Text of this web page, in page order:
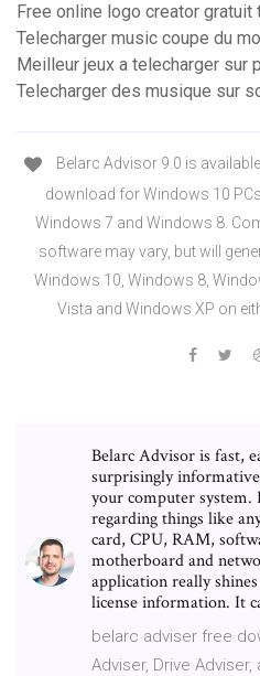
Free online logo creator gratuit
Telecharger music coupe du
Meilleur jeux a telecharger sur
Telecharger des musique sur
Belarc Advisor 9.0 is
download for Windows 10
Windows 7 and Windows 8.
software may vary, but will
Windows 10, Windows 8,
Vista and Windows XP on
Belarc Advisor is fast,
surprisingly
your computer
regarding things like
card, CPU, RAM,
motherboard and
application really
license information. It
belarc adviser free
Adviser, Drive